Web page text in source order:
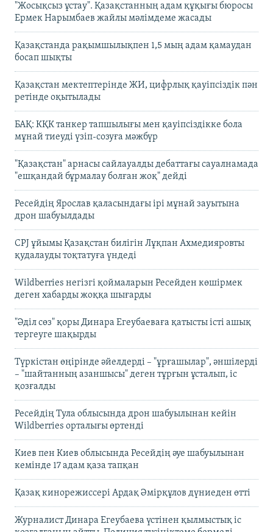
"Жосықсыз ұстау". Қазақстанның адам құқығы бюросы
Ермек Нарымбаев жайлы мәлімдеме жасады
Қазақстанда рақымшылықпен 1,5 мың адам қамаудан
босап шықты
Қазақстан мектептерінде ЖИ, цифрлық қауіпсіздік пән
ретінде оқытылады
БАҚ: КҚК танкер тапшылығы мен қауіпсіздікке бола
мұнай тиеуді үзіп-созуға мәжбүр
"Қазақстан" арнасы сайлауалды дебаттағы сауалнамада
"ешқандай бұрмалау болған жоқ" дейді
Ресейдің Ярослав қаласындағы ірі мұнай зауытына
дрон шабуылдады
CPJ ұйымы Қазақстан билігін Лұқпан Ахмедияровты
қудалауды тоқтатуға үндеді
Wildberries негізгі қоймаларын Ресейден көшірмек
деген хабарды жоққа шығарды
"Әділ сөз" қоры Динара Егеубаеваға қатысты істі ашық
тергеуге шақырды
Түркістан өңірінде әйелдерді – "ұрғашылар", әншілерді
– "шайтанның азаншысы" деген тұрғын ұсталып, іс
қозғалды
Ресейдің Тула облысында дрон шабуылынан кейін
Wildberries орталығы өртенді
Киев пен Киев облысында Ресейдің әуе шабуылынан
кемінде 17 адам қаза тапқан
Қазақ кинорежиссері Ардақ Әмірқұлов дүниеден өтті
Журналист Динара Егеубаева үстінен қылмыстық іс